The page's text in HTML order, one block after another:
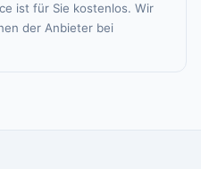
ist für Sie kostenlos. Wir
der Anbieter bei